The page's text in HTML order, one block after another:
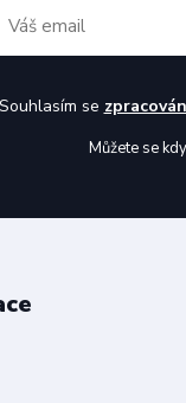
Souhlasím se
Můžete se